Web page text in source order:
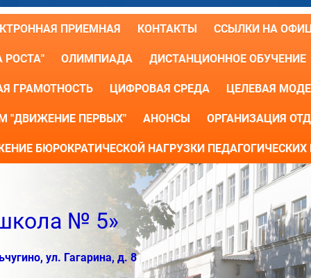
ПРИЕМНАЯ КОНТАКТЫ ССЫЛКИ НА
РОСТА" ОЛИМПИАДА ДИСТАНЦИОННОЕ ОБУЧЕНИЕ
ГРАМОТНОСТЬ ЦИФРОВАЯ СРЕДА ЦЕЛЕВАЯ
"ДВИЖЕНИЕ ПЕРВЫХ" АНОНСЫ ОРГАНИЗАЦИЯ
БЮРОКРАТИЧЕСКОЙ НАГРУЗКИ ПЕДАГОГИЧЕСКИХ
№ 5»
ул. Гагарина, д. 8